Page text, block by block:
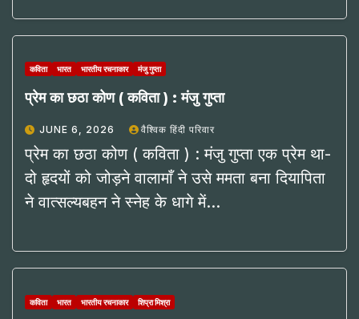
कविता भारत भारतीय रचनाकार मंजु गुप्ता
प्रेम का छठा कोण ( कविता ) : मंजु गुप्ता
JUNE 6, 2026 वैश्विक हिंदी परिवार
प्रेम का छठा कोण ( कविता ) : मंजु गुप्ता एक प्रेम था-
दो हृदयों को जोड़ने वालामाँ ने उसे ममता बना दियापिता
ने वात्सल्यबहन ने स्नेह के धागे में…
कविता भारत भारतीय रचनाकार शिप्रा मिश्रा